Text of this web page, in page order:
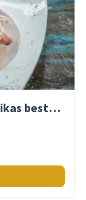
Peruanische Küche – Südamerikas beste Gastronomie